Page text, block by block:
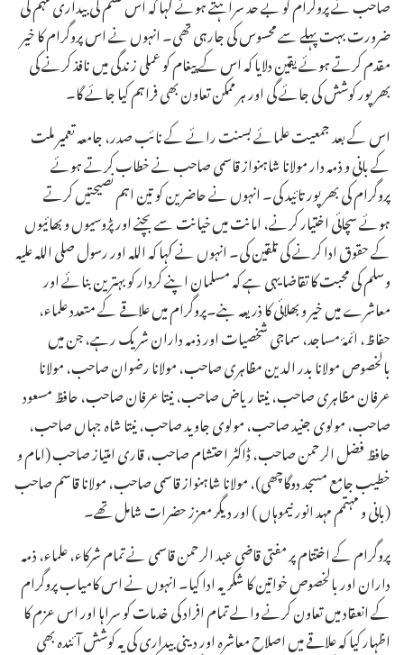
ضرورت بہت پہلے سے محسوس کی جارہی تھی۔ انہوں نے اس پروگرام کا خیر
مقدم کرتے ہوئے یقین دلایا کہ اس کے پیغام کو عملی زندگی میں نافذ کرنے کی
بھرپور کوشش کی جائے گی اور ہر ممکن تعاون بھی فراہم کیا جائے گا۔
اس کے بعد جمعیت علمائے بسنت رائے کے نائب صدر، جامعہ تعمیر ملت
کے بانی و ذمہ دار مولانا شاہنواز قاسمی صاحب نے خطاب کرتے ہوئے
پروگرام کی بھرپور تائید کی۔ انہوں نے حاضرین کو تین اہم نصیحتیں کرتے
ہوئے سچائی اختیار کرنے، امانت میں خیانت سے بچنے اور پڑوسیوں و بھائیوں
کے حقوق ادا کرنے کی تلقین کی۔ انہوں نے کہا کہ اللہ اور رسول صلی اللہ علیہ
وسلم کی محبت کا تقاضا یہی ہے کہ مسلمان اپنے کردار کو بہترین بنائے اور
معاشرے میں خیر و بھلائی کا ذریعہ بنے۔پروگرام میں علاقے کے متعدد علماء،
حفاظ، ائمۂ مساجد، سماجی شخصیات اور ذمہ داران شریک رہے، جن میں
بالخصوص مولانا بدر الدین مظاہری صاحب، مولانا رضوان صاحب، مولانا
عرفان مظاہری صاحب، نیتا ریاض صاحب، نیتا عرفان صاحب، حافظ مسعود
صاحب، مولوی جنید صاحب، مولوی جاوید صاحب، نیتا شاہ جہاں صاحب،
حافظ فضل الرحمن صاحب، ڈاکٹر احتشام صاحب، قاری امتیاز صاحب (امام و
خطیب جامع مسجد دوگاچھی)، مولانا شاہنواز قاسمی صاحب، مولانا قاسم صاحب
(بانی و مہتمم مہد انور نیموہاں ) اور دیگر معزز حضرات شامل تھے۔
پروگرام کے اختتام پر مفتی قاضی عبد الرحمن قاسمی نے تمام شرکاء، علماء، ذمہ
داران اور بالخصوص خواتین کا شکریہ ادا کیا۔ انہوں نے اس کامیاب پروگرام
کے انعقاد میں تعاون کرنے والے تمام افراد کی خدمات کو سراہا اور اس عزم کا
اظہار کیا کہ علاقے میں اصلاحِ معاشرہ اور دینی بیداری کی یہ کوشش آئندہ بھی